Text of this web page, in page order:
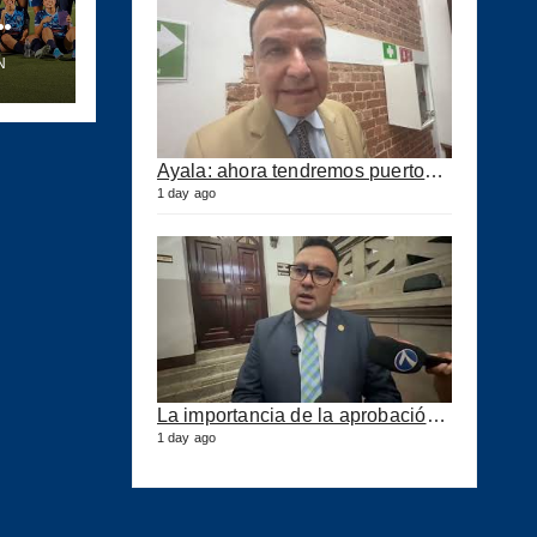
Ayala: ahora tendremos puertos eficientes y seguros con esta ley aprobada
1 day ago
La importancia de la aprobación de la ley de puertos
1 day ago